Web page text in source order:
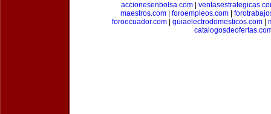
accionesenbolsa.com|
maestros.com| foroempleos.com|
foroecuador.com| guiaelectrodomesticos.com|